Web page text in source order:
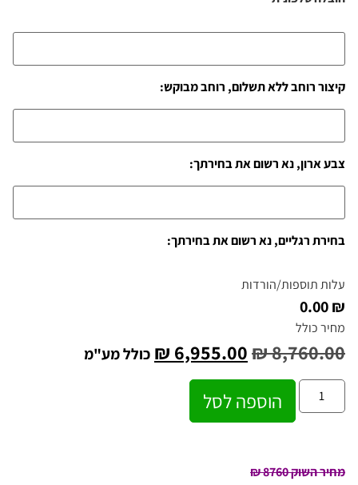
קיצור רוחב ללא תשלום, רוחב מבוקש:
צבע ארון, נא רשום את בחירתך:
בחירת רגליים, נא רשום את בחירתך:
עלות תוספות/הורדות
₪ 0.00
מחיר כולל
₪8,760.00
₪ 6,955.00 כולל מע"מ
הוספה לסל
מחיר השוק 8760
₪